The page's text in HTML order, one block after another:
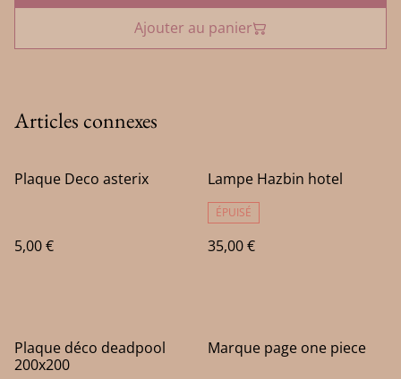
Ajouter au panier
Articles connexes
Plaque Deco asterix
5,00 €
Lampe Hazbin hotel
ÉPUISÉ
35,00 €
Plaque déco deadpool
200x200
Marque page one piece